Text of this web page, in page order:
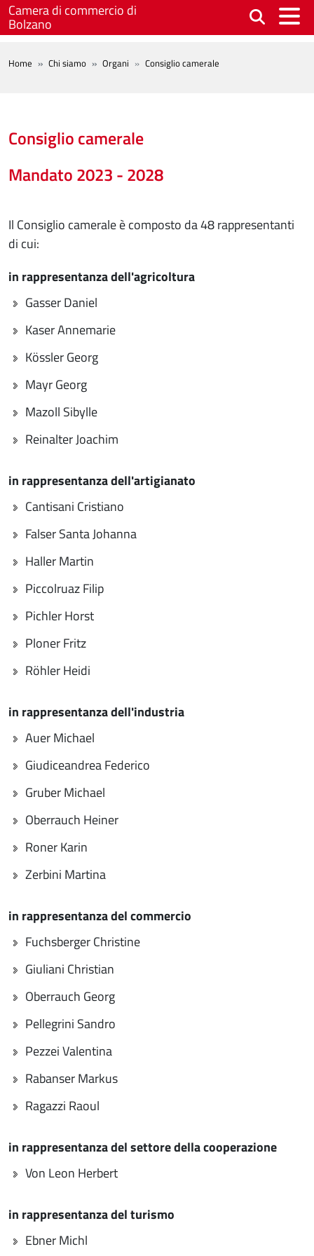
Salta al contenuto principale
Camera di commercio di
Bolzano
BREADCRUMB
Home Chi siamo Organi Consiglio camerale
Consiglio camerale
Mandato 2023 - 2028
Il Consiglio camerale è composto da 48 rappresentanti
di cui:
in rappresentanza dell'agricoltura
Gasser Daniel
Kaser Annemarie
Kössler Georg
Mayr Georg
Mazoll Sibylle
Reinalter Joachim
in rappresentanza dell'artigianato
Cantisani Cristiano
Falser Santa Johanna
Haller Martin
Piccolruaz Filip
Pichler Horst
Ploner Fritz
Röhler Heidi
in rappresentanza dell'industria
Auer Michael
Giudiceandrea Federico
Gruber Michael
Oberrauch Heiner
Roner Karin
Zerbini Martina
in rappresentanza del commercio
Fuchsberger Christine
Giuliani Christian
Oberrauch Georg
Pellegrini Sandro
Pezzei Valentina
Rabanser Markus
Ragazzi Raoul
in rappresentanza del settore della cooperazione
Von Leon Herbert
in rappresentanza del turismo
Ebner Michl